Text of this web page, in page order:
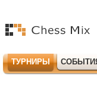
ТУРНИРЫ